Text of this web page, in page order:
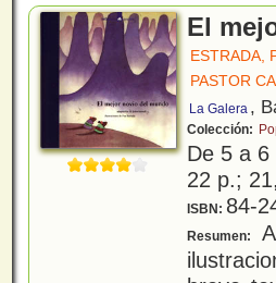
El
ESTRADA,
PASTOR
La Galera ,
Colección:
De 5 a
22 p.;
ISBN: 84-
Resumen: